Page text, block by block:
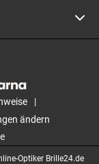
ändern
Optiker Brille24.de